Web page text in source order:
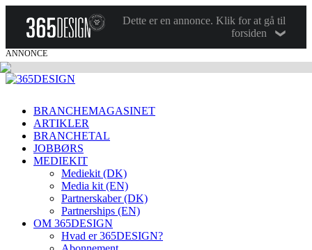
Dette er en annonce. Klik for at gå til
forsiden
ANNONCE
BRANCHEMAGASINET
ARTIKLER
BRANCHETAL
JOBBØRS
MEDIEKIT
Mediekit (DK)
Media kit (EN)
Partnerskaber (DK)
Partnerships (EN)
OM 365DESIGN
Hvad er 365DESIGN?